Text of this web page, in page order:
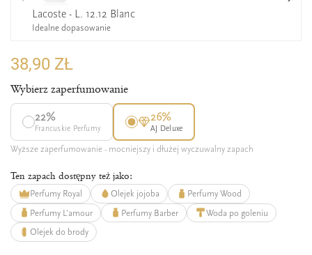
Lacoste - L. 12.12 Blanc
Idealne dopasowanie
38,90 ZŁ
Wybierz zaperfumowanie
22%
Francuskie Perfumy
26%
AJ Deluxe
Wyższe zaperfumowanie - mocniejszy i dłużej wyczuwalny zapach
Ten zapach dostępny też jako:
Perfumy Royal Olejek jojoba
Perfumy Wood
Perfumy L'amour
Perfumy Barber
Woda po goleniu
Olejek do brody